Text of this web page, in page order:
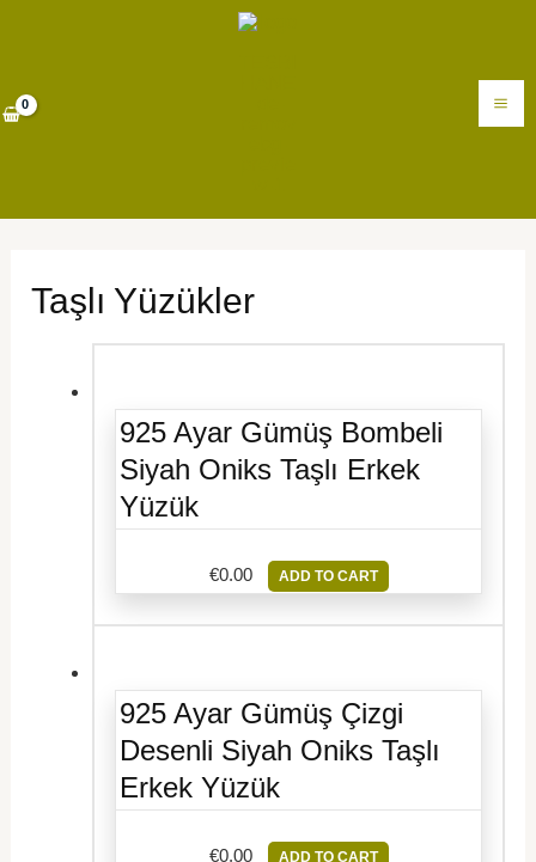
Taşlı Yüzükler
925 Ayar Gümüş Bombeli
Siyah Oniks Taşlı Erkek
Yüzük
€0.00 ADD TO CART
925 Ayar Gümüş Çizgi
Desenli Siyah Oniks Taşlı
Erkek Yüzük
€0.00 ADD TO CART